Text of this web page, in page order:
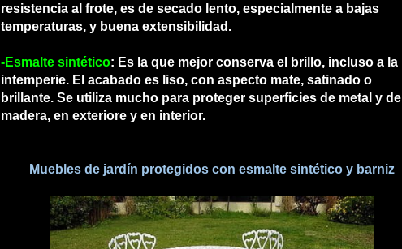
resistencia al frote, es de secado lento, especialmente a bajas
temperaturas, y buena extensibilidad.
-Esmalte sintético: Es la que mejor conserva el brillo, incluso a la
intemperie. El acabado es liso, con aspecto mate, satinado o
brillante. Se utiliza mucho para proteger superficies de metal y de
madera, en exteriore y en interior.
Muebles de jardín protegidos con esmalte sintético y barniz